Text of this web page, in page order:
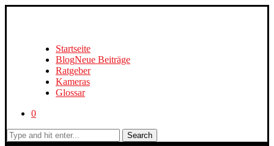
Startseite
BlogNeue Beiträge
Ratgeber
Kameras
Glossar
0
Search